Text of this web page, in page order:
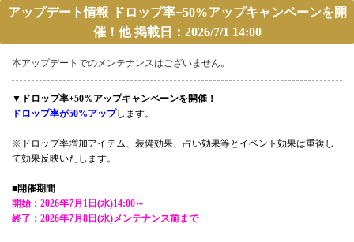
アップデート情報 ドロップ率+50%アップキャンペーンを開
催！他 掲載日：2026/7/1 14:00
本アップデートでのメンテナンスはございません。
▼ドロップ率+50%アップキャンペーンを開催！
ドロップ率が50%アップします。
※ドロップ率増加アイテム、装備効果、占い効果等とイベント効果は重複し
て効果反映いたします。
■開催期間
開始：2026年7月1日(水)14:00～
終了：2026年7月8日(水)メンテナンス前まで